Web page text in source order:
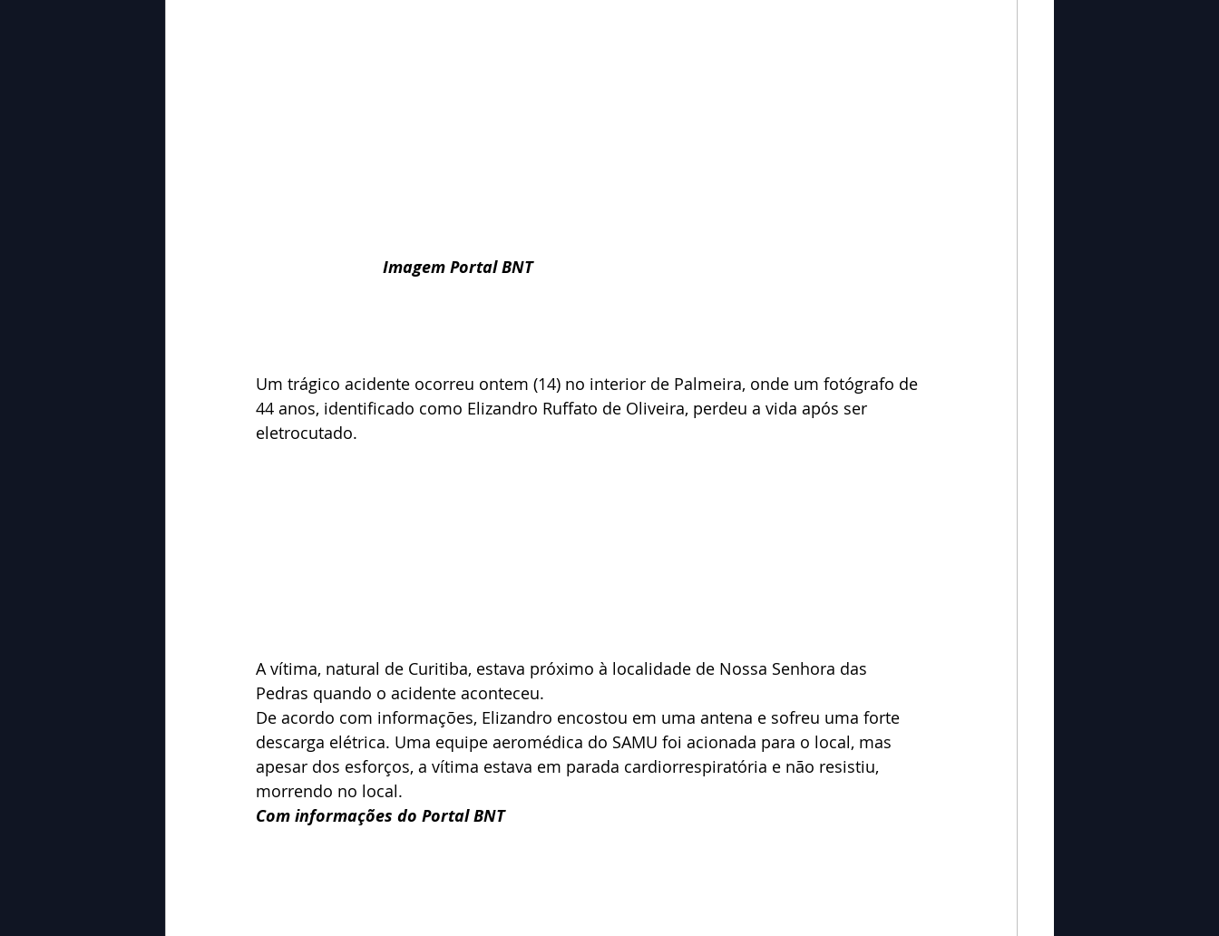
                            Imagem Portal BNT
Um trágico acidente ocorreu ontem (14) no interior de Palmeira, onde um fotógrafo de
44 anos, identificado como Elizandro Ruffato de Oliveira, perdeu a vida após ser
eletrocutado.
A vítima, natural de Curitiba, estava próximo à localidade de Nossa Senhora das
Pedras quando o acidente aconteceu.
De acordo com informações, Elizandro encostou em uma antena e sofreu uma forte
descarga elétrica. Uma equipe aeromédica do SAMU foi acionada para o local, mas
apesar dos esforços, a vítima estava em parada cardiorrespiratória e não resistiu,
morrendo no local.
Com informações do Portal BNT